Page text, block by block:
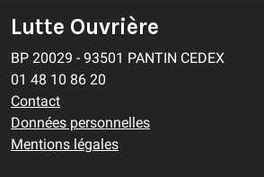
Lutte Ouvrière
BP 20029 - 93501 PANTIN CEDEX
01 48 10 86 20
Contact
Données personnelles
Mentions légales